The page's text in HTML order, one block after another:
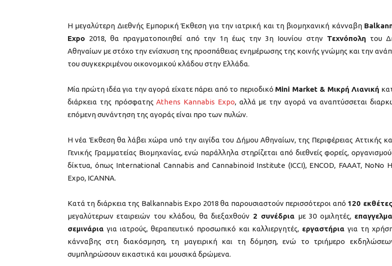
Η μεγαλύτερη Διεθνής Εμπορική Έκθεση για την ιατρική και τη βιομηχανική κάνναβη
Expo 2018, θα πραγματοποιηθεί από την 1η έως την 3η Ιουνίου στην Τεχνόπολη του
Αθηναίων με στόχο την ενίσχυση της προσπάθειας ενημέρωσης της κοινής γνώμης και την
του συγκεκριμένου οικονομικού κλάδου στην Ελλάδα.
Μία πρώτη ιδέα για την αγορά είχατε πάρει από το περιοδικό Mini Market & Μικρή Λιανική
διάρκεια της πρόσφατηςAthens Kannabis Expo, αλλά με την αγορά να αναπτύσσεται
επόμενη συνάντηση της αγοράς είναι προ των πυλών.
Η νέα Έκθεση θα λάβει χώρα υπό την αιγίδα του Δήμου Αθηναίων, της Περιφέρειας Αττικής
Γενικής Γραμματείας Βιομηχανίας, ενώ παράλληλα στηρίζεται από διεθνείς φορείς,
δίκτυα, όπως International Cannabis and Cannabinoid Institute (ICCI), ENCOD, FAAAT, NoNo
Expo, ICANNA.
Κατά τη διάρκεια της Balkannabis Expo 2018 θα παρουσιαστούν περισσότεροι από 120 εκθέτες
μεγαλύτερων εταιρειών του κλάδου, θα διεξαχθούν 2 συνέδρια με 30 ομιλητές,
σεμινάρια για ιατρούς, θεραπευτικό προσωπικό και καλλιεργητές, εργαστήρια για τη
κάνναβης στη διακόσμηση, τη μαγειρική και τη δόμηση, ενώ το τριήμερο
συμπληρώσουν εικαστικά και μουσικά δρώμενα.